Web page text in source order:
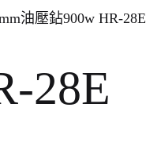
油壓鉆900w HR-28E
28E